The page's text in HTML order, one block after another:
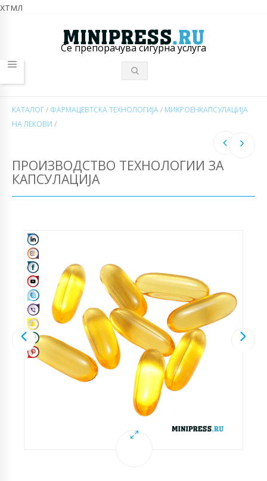
хтмл
Се препорачува сигурна услуга
КАТАЛОГ/ ФАРМАЦЕВТСКА ТЕХНОЛОГИЈА/ МИКРОЕНКАПСУЛАЦИЈА
НА ЛЕКОВИ /
ПРОИЗВОДСТВО ТЕХНОЛОГИИ ЗА
КАПСУЛАЦИЈА